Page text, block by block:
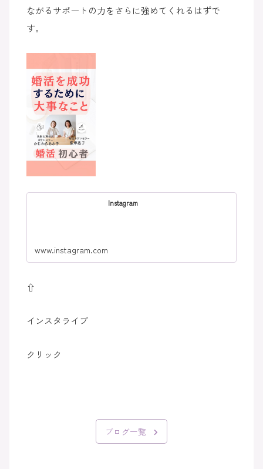
ながるサポートの力をさらに強めてくれるはずで
す。
Instagram
www.instagram.com
⇧
インスタライブ
クリック
ブログ一覧